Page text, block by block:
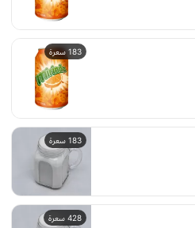
183 سعرة
183 سعرة
428 سعرة